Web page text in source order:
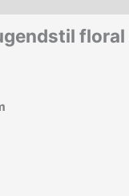
floral